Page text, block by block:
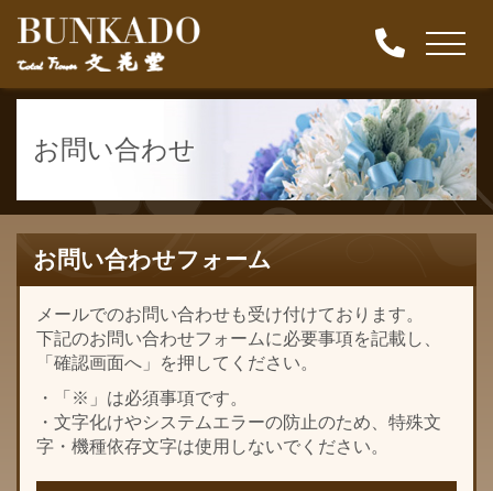
お問い合わせ
お問い合わせフォーム
メールでのお問い合わせも受け付けております。
下記のお問い合わせフォームに必要事項を記載し、
「確認画面へ」を押してください。
・「※」は必須事項です。
・文字化けやシステムエラーの防止のため、特殊文
字・機種依存文字は使用しないでください。